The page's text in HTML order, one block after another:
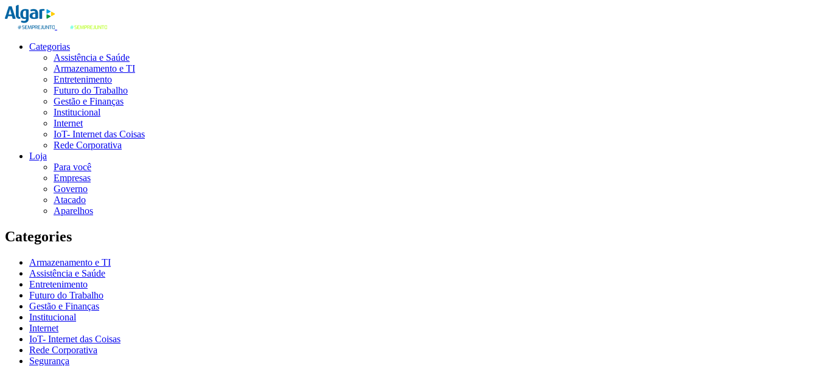
Categorias
Assistência e Saúde
Armazenamento e TI
Entretenimento
Futuro do Trabalho
Gestão e Finanças
Institucional
Internet
IoT- Internet das Coisas
Rede Corporativa
Loja
Para você
Empresas
Governo
Atacado
Aparelhos
Categories
Armazenamento e TI
Assistência e Saúde
Entretenimento
Futuro do Trabalho
Gestão e Finanças
Institucional
Internet
IoT- Internet das Coisas
Rede Corporativa
Segurança